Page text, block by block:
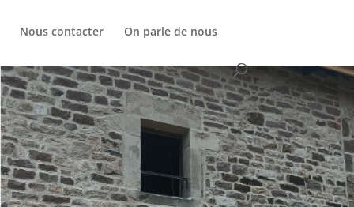
Nous contacter On parle de nous